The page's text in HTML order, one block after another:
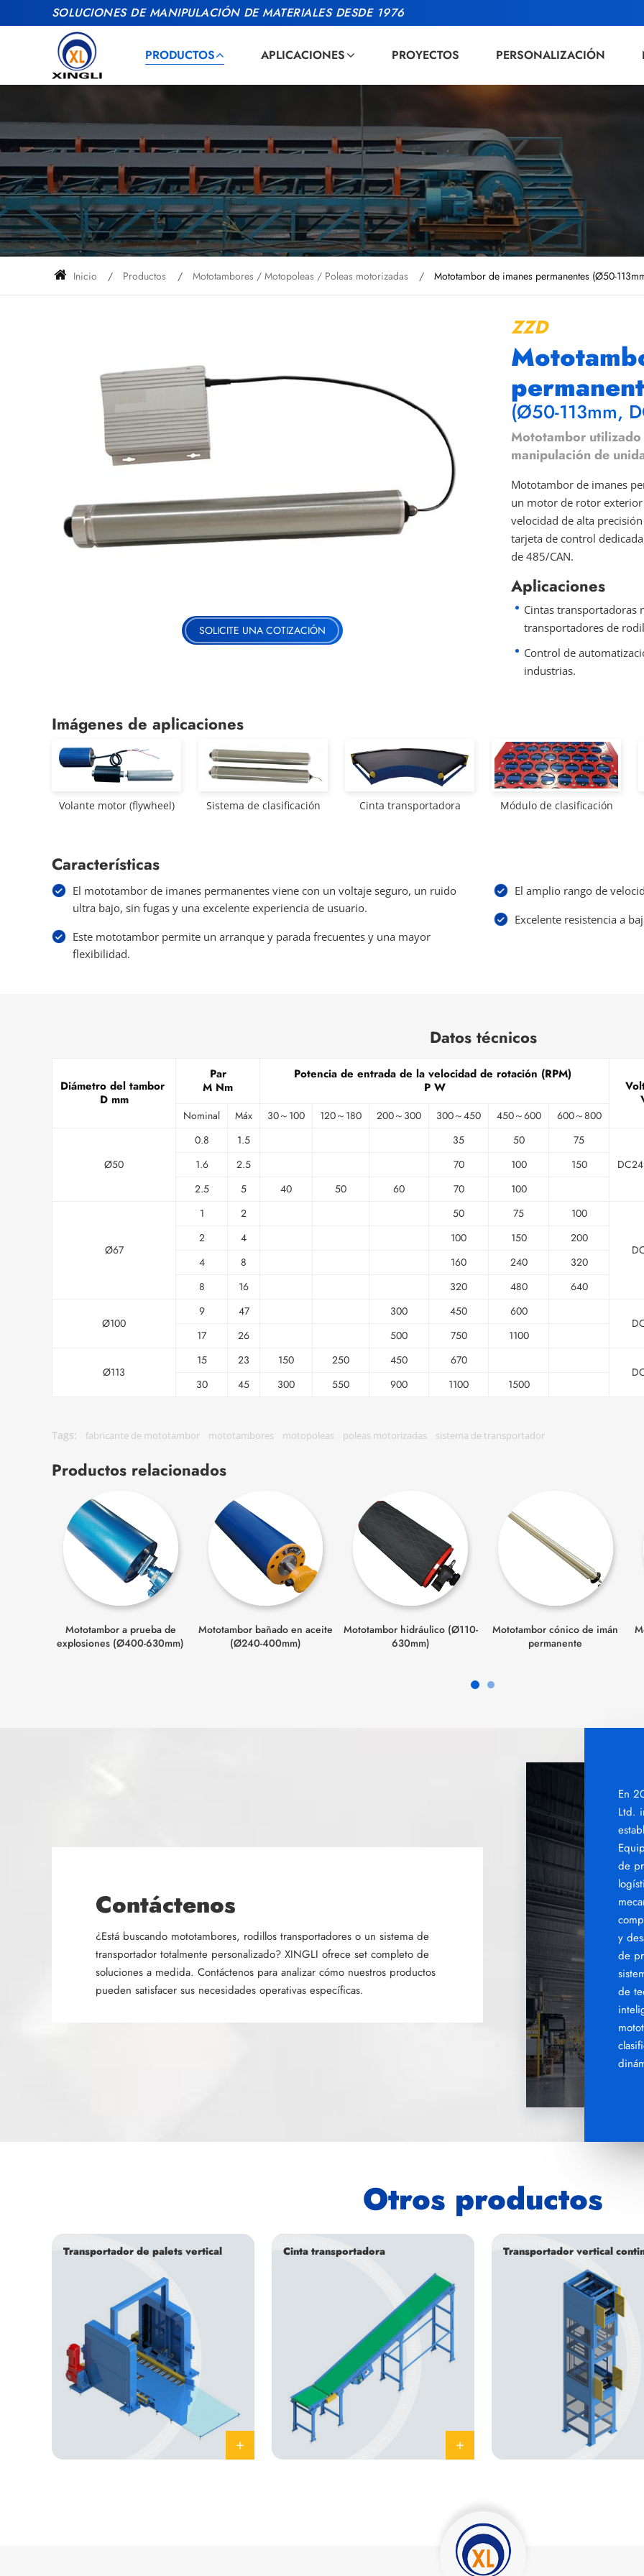
SOLUCIONES DE MANIPULACIÓN DE MATERIALES DESDE 1976
PRODUCTOS APLICACIONES PROYECTOS PERSONALIZACIÓN
Inicio Productos Mototambores / Motopoleas / Poleas motorizadas Mototambor de imanes permanentes (Ø50-
SOLICITE UNA COTIZACIÓN
ZZD
(Ø50-113mm,
Mototambor utilizado
manipulación de
Mototambor de imanes
un motor de rotor
velocidad de alta
tarjeta de control
de 485/CAN.
Aplicaciones
Cintas transportadoras
transportadores de
Control de
industrias.
Imágenes de aplicaciones
Volante motor (flywheel) Sistema de clasificación Cinta transportadora Módulo de clasificación
Características
El mototambor de imanes permanentes viene con un voltaje seguro, un ruido
ultra bajo, sin fugas y una excelente experiencia de usuario.
Este mototambor permite un arranque y parada frecuentes y una mayor
flexibilidad.
El amplio rango de
Excelente resistencia a
Datos técnicos
Diámetro del tambor
D mm
Par
M Nm
Potencia de entrada de la velocidad de rotación (RPM)
P W
Nominal Máx 30～100 120～180 200～300 300～450 450～600 600～800
Ø50
0.8 1.5 35 50
75
1.6 2.5 70 100
150
2.5
5 40 50 60 70 100
Ø67
1 2 50 75 100
2 4 100 150
200
4
8 160 240
320
8
16 320 480 640
Ø100
9 47 300 450
600
17
26 500 750 1100
Ø113
15 23 150 250 450
670
30
45 300 550 900 1100 1500
Tags: fabricante de mototambor mototambores motopoleas poleas motorizadas sistema de transportador
Productos relacionados
Mototambor a prueba de
explosiones (Ø400-630mm)
Mototambor bañado en aceite
(Ø240-400mm)
Mototambor hidráulico (Ø110-
630mm)
Mototambor cónico de imán
permanente
Contáctenos
¿Está buscando mototambores, rodillos transportadores o un sistema de
transportador totalmente personalizado? XINGLI ofrece set completo de
soluciones a medida. Contáctenos para analizar cómo nuestros productos
pueden satisfacer sus necesidades operativas específicas.
En
Ltd.
de
y
de
de
Otros productos
Transportador de palets vertical Cinta transportadora Transportador vertical